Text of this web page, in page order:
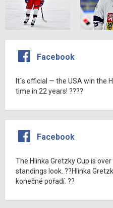
Facebook
It´s official — the USA win the
time in 22 years! ????
Facebook
The Hlinka Gretzky Cup is
standings look. ??Hlinka
konečné pořadí. ??